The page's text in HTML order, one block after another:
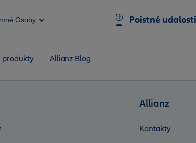
Osoby Poistné udalosti
produkty Allianz Blog
Allianz
Kontakty